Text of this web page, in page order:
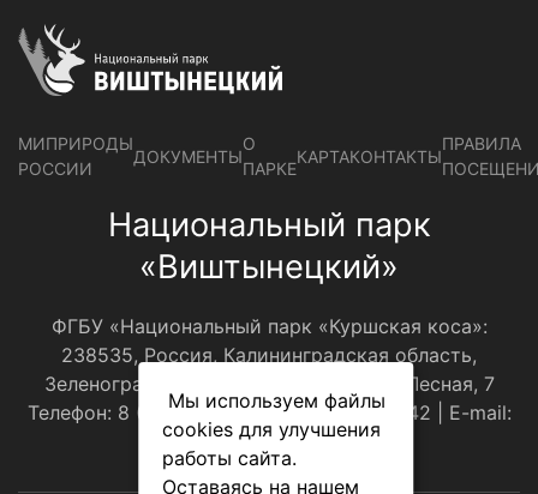
МИПРИРОДЫ
РОССИИ
ДОКУМЕНТЫ
О
ПАРКЕ
КАРТАКОНТАКТЫ
ПРАВИЛА
Национальный парк
«Виштынецкий»
ФГБУ «Национальный парк «Куршская коса»:
238535, Россия, Калининградская область,
Зеленоградский р-н, пос.Рыбачий, ул.Лесная, 7
Телефон: 8 (4012) 310001, 8(921)108-30-42 | E-mail:
оﬃce@park-kosa.ru
Мы используем файлы
cookies для улучшения
работы сайта.
Оставаясь на нашем